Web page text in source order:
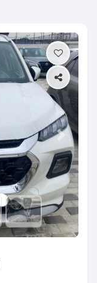
Next